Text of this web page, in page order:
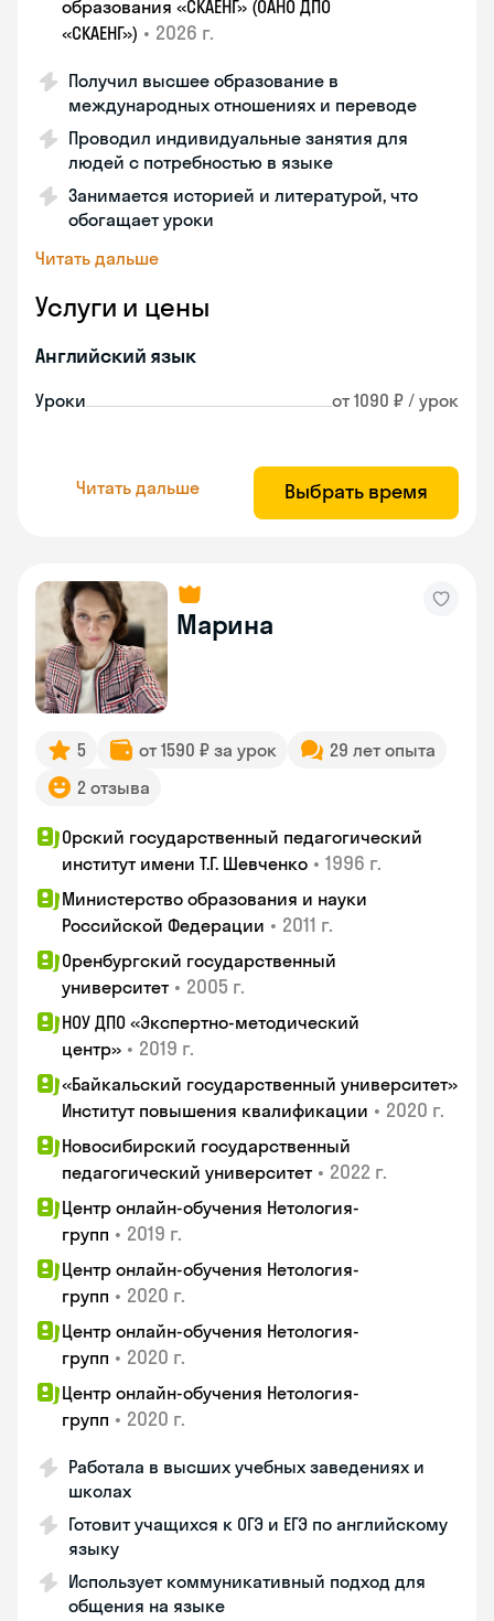
образования «СКАЕНГ» (ОАНО ДПО
«СКАЕНГ») • 2026 г.
Получил высшее образование в
международных отношениях и переводе
Проводил индивидуальные занятия для
людей с потребностью в языке
Занимается историей и литературой, что
обогащает уроки
Читать дальше
Услуги и цены
Английский язык
Уроки от 1090 ₽ / урок
Читать дальше Выбрать время
Марина
5 от 1590 ₽ за урок
29 лет опыта
2 отзыва
Орский государственный педагогический
институт имени Т.Г. Шевченко • 1996 г.
Министерство образования и науки
Российской Федерации • 2011 г.
Оренбургский государственный
университет • 2005 г.
НОУ ДПО «Экспертно-методический
центр» • 2019 г.
«Байкальский государственный университет»
Институт повышения квалификации • 2020 г.
Новосибирский государственный
педагогический университет • 2022 г.
Центр онлайн-обучения Нетология-
групп • 2019 г.
Центр онлайн-обучения Нетология-
групп • 2020 г.
Центр онлайн-обучения Нетология-
групп • 2020 г.
Центр онлайн-обучения Нетология-
групп • 2020 г.
Работала в высших учебных заведениях и
школах
Готовит учащихся к ОГЭ и ЕГЭ по английскому
языку
Использует коммуникативный подход для
общения на языке